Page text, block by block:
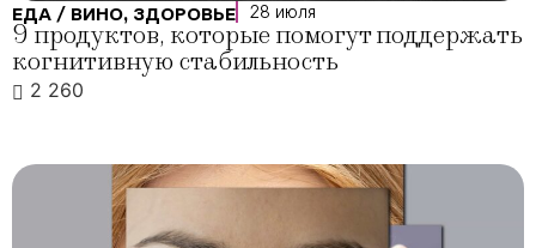
ЕДА / ВИНО, ЗДОРОВЬЕ 28 июля
9 продуктов, которые помогут поддержать
когнитивную стабильность
2 260